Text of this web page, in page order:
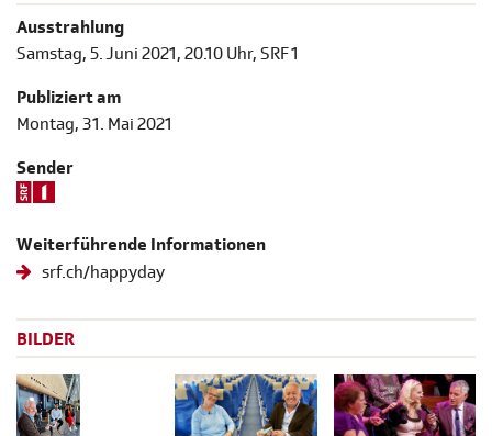
Ausstrahlung
Samstag, 5. Juni 2021, 20.10 Uhr, SRF 1
Publiziert am
Montag, 31. Mai 2021
Sender
Weiterführende Informationen
srf.ch/happyday
BILDER